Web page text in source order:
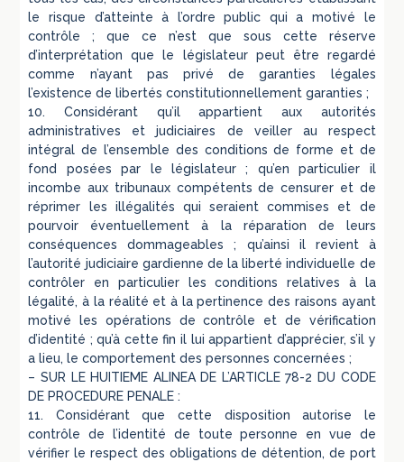
le risque d’atteinte à l’ordre public qui a motivé le
contrôle ; que ce n’est que sous cette réserve
d’interprétation que le législateur peut être regardé
comme n’ayant pas privé de garanties légales
l’existence de libertés constitutionnellement garanties ;
10. Considérant qu’il appartient aux autorités
administratives et judiciaires de veiller au respect
intégral de l’ensemble des conditions de forme et de
fond posées par le législateur ; qu’en particulier il
incombe aux tribunaux compétents de censurer et de
réprimer les illégalités qui seraient commises et de
pourvoir éventuellement à la réparation de leurs
conséquences dommageables ; qu’ainsi il revient à
l’autorité judiciaire gardienne de la liberté individuelle de
contrôler en particulier les conditions relatives à la
légalité, à la réalité et à la pertinence des raisons ayant
motivé les opérations de contrôle et de vérification
d’identité ; qu’à cette fin il lui appartient d’apprécier, s’il y
a lieu, le comportement des personnes concernées ;
– SUR LE HUITIEME ALINEA DE L’ARTICLE 78-2 DU CODE
DE PROCEDURE PENALE :
11. Considérant que cette disposition autorise le
contrôle de l’identité de toute personne en vue de
vérifier le respect des obligations de détention, de port